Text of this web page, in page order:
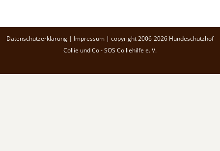
Datenschutzerklärung | Impressum | copyright 2006-2026 Hundeschutzhof
Collie und Co - SOS Colliehilfe e. V.